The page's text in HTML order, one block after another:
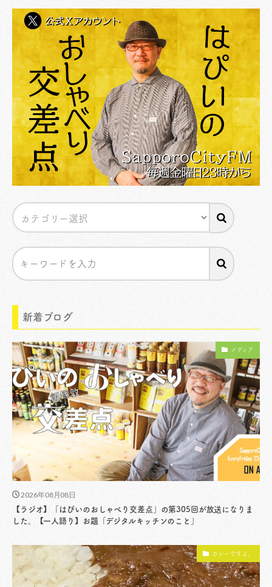
新着ブログ
メディア
2026年08月08日
【ラジオ】「はぴいのおしゃべり交差点」の第305回が放送になりま
した。【一人語り】お題「デジタルキッチンのこと」
カレーですよ。